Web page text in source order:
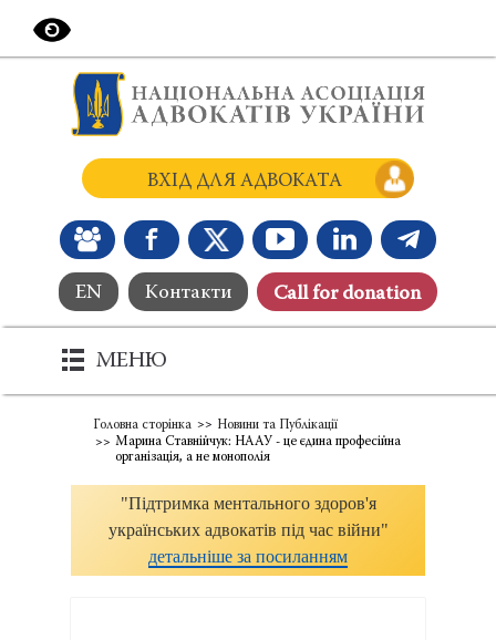
EN Контакти Сall for donation
ВХІД ДЛЯ АДВОКАТА
МЕНЮ
Головна сторінка
Новини та Публікації
Марина Ставнійчук: НААУ - це єдина професійна
організація, а не монополія
"Підтримка ментального здоров'я
українських адвокатів під час війни"
детальніше за посиланням